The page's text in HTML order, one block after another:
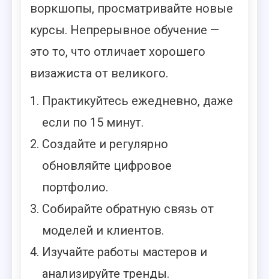
воркшопы, просматривайте новые
курсы. Непрерывное обучение —
это то, что отличает хорошего
визажиста от великого.
Практикуйтесь ежедневно, даже
если по 15 минут.
Создайте и регулярно
обновляйте цифровое
портфолио.
Собирайте обратную связь от
моделей и клиентов.
Изучайте работы мастеров и
анализируйте тренды.